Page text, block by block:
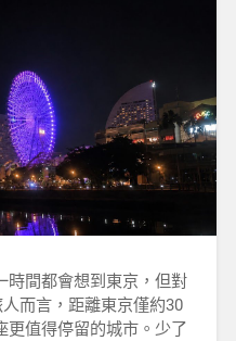
時間都會想到東京，但對
而言，距離東京僅約30
更值得停留的城市。少了